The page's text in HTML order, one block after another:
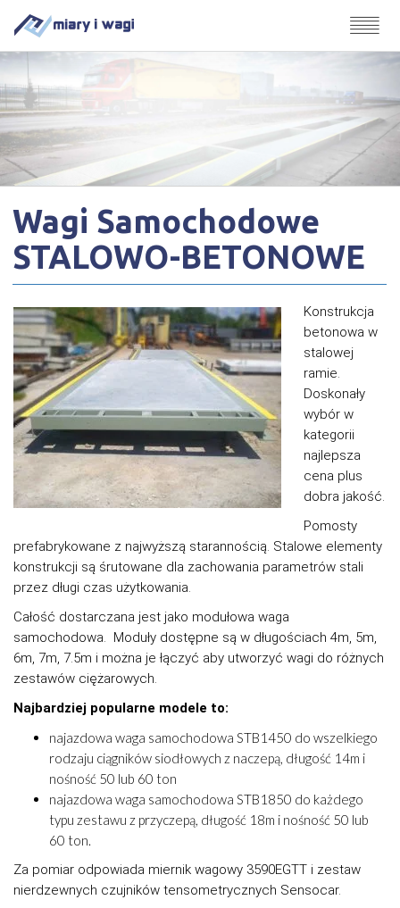
Wagi Samochodowe
STALOWO-BETONOWE
Konstrukcja
betonowa w
stalowej
ramie.
Doskonały
wybór w
kategorii
najlepsza
cena plus
dobra jakość.
Pomosty
prefabrykowane z najwyższą starannością. Stalowe elementy
konstrukcji są śrutowane dla zachowania parametrów stali
przez długi czas użytkowania.
Całość dostarczana jest jako modułowa waga
samochodowa. Moduły dostępne są w długościach 4m, 5m,
6m, 7m, 7.5m i można je łączyć aby utworzyć wagi do różnych
zestawów ciężarowych.
Najbardziej popularne modele to:
najazdowa waga samochodowa STB1450 do wszelkiego
rodzaju ciągników siodłowych z naczepą, długość 14m i
nośność 50 lub 60 ton
najazdowa waga samochodowa STB1850 do każdego
typu zestawu z przyczepą, długość 18m i nośność 50 lub
60 ton.
Za pomiar odpowiada miernik wagowy 3590EGTT i zestaw
nierdzewnych czujników tensometrycznych Sensocar.